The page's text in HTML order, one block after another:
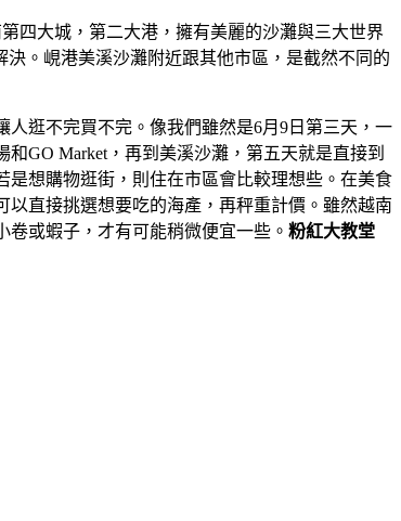
四大城，第二大港，擁有美麗的沙灘與三大世界
。峴港美溪沙灘附近跟其他市區，是截然不同的
逛不完買不完。像我們雖然是6月9日第三天，一
GO Market，再到美溪沙灘，第五天就是直接到
想購物逛街，則住在市區會比較理想些。在美食
直接挑選想要吃的海產，再秤重計價。雖然越南
或蝦子，才有可能稍微便宜一些。 粉紅大教堂